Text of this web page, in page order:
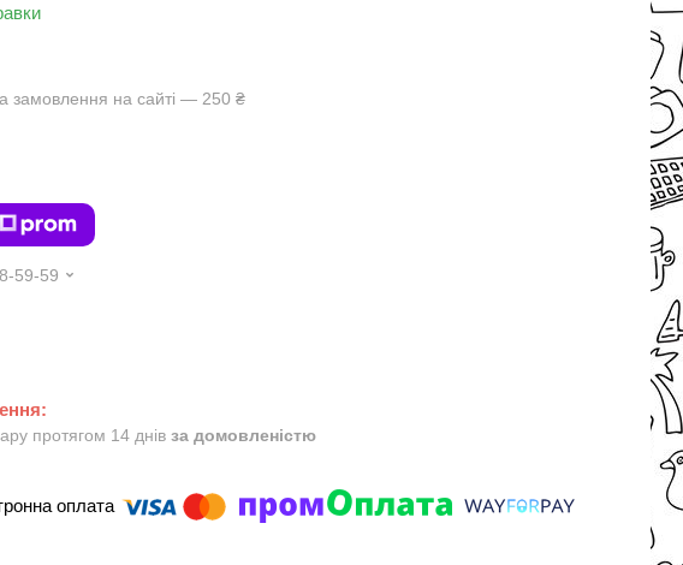
замовлення на сайті — 250 ₴
59-59
протягом 14 днів за домовленістю